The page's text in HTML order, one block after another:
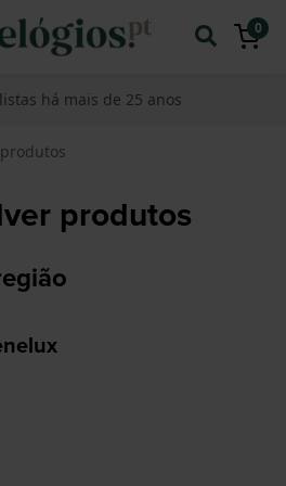
0
há mais de 25 anos
produtos